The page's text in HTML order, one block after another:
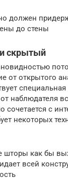
должен
до стены
скрытый
от открытого
наблюдателя
сочетается с
некоторых
шторы как бы
всей